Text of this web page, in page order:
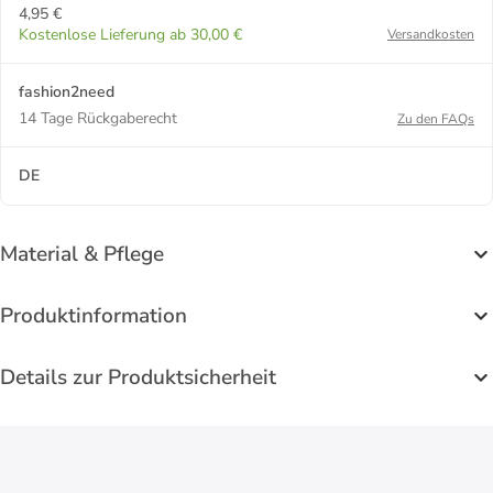
4,95 €
Kostenlose Lieferung ab 30,00 €
Versandkosten
fashion2need
14 Tage Rückgaberecht
Zu den FAQs
DE
Material & Pflege
Produktinformation
Details zur Produktsicherheit